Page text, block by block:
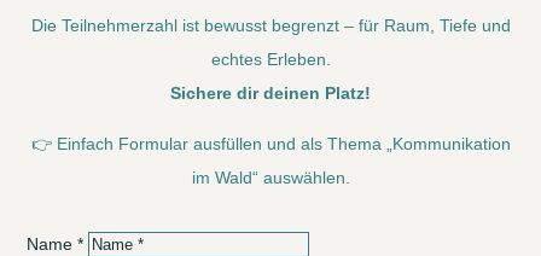
Die Teilnehmerzahl ist bewusst begrenzt – für Raum, Tiefe und
echtes Erleben.
Sichere dir deinen Platz!
👉 Einfach Formular ausfüllen und als Thema „Kommunikation
im Wald“ auswählen.
Name *